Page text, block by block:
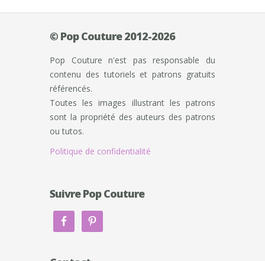
© Pop Couture 2012-2026
Pop Couture n'est pas responsable du
contenu des tutoriels et patrons gratuits
référencés.
Toutes les images illustrant les patrons
sont la propriété des auteurs des patrons
ou tutos.
Politique de confidentialité
Suivre Pop Couture